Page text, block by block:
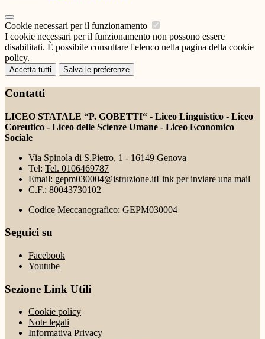
Cookie necessari per il funzionamento
I cookie necessari per il funzionamento non possono essere
disabilitati. È possibile consultare l'elenco nella pagina della cookie
policy.
Accetta tutti Salva le preferenze
Contatti
LICEO STATALE “P. GOBETTI“ - Liceo Linguistico - Liceo
Coreutico - Liceo delle Scienze Umane - Liceo Economico
Sociale
Via Spinola di S.Pietro, 1 - 16149 Genova
Tel: Tel. 0106469787
Email: gepm030004@istruzione.itLink per inviare una mail
C.F.: 80043730102
Codice Meccanografico: GEPM030004
Seguici su
Facebook
Youtube
Sezione Link Utili
Cookie policy
Note legali
Informativa Privacy